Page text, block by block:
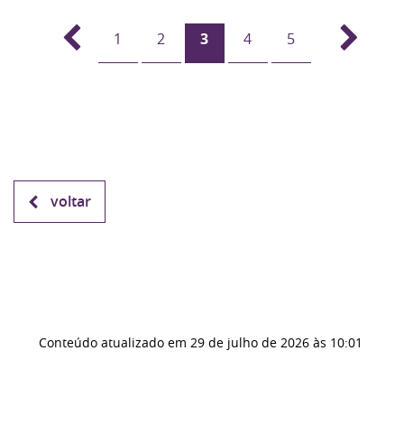
1 2 3 4 5
voltar
Conteúdo atualizado em 29 de julho de 2026 às 10:01